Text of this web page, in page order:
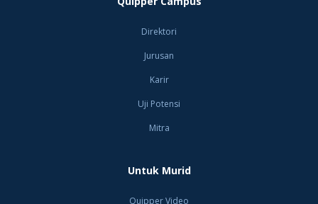
Direktori
Jurusan
Karir
Uji Potensi
Mitra
Untuk Murid
Quipper Video